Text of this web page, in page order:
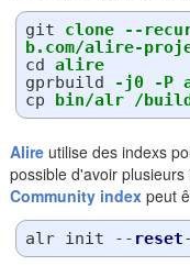
git
clone --
b.com/alire-
cd alire
gprbuild
-j0 -P
cp
bin/alr /
Alireutilise des indexs
possible d'avoir
Community indexpeut
alr init -- reset